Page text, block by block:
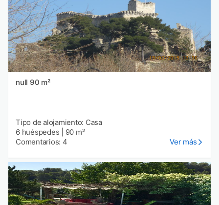
null 90 m²
Tipo de alojamiento: Casa
6 huéspedes
90 m²
Comentarios: 4
Ver más